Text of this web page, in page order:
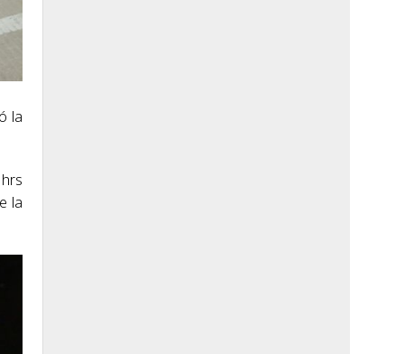
la
la